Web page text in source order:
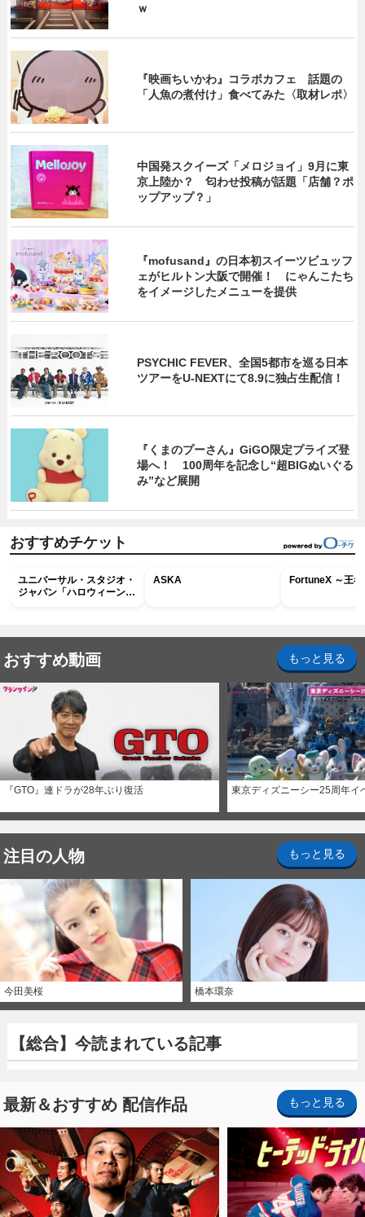
ｗ
『映画ちいかわ』コラボカフェ 話題の
「人魚の煮付け」食べてみた〈取材レポ〉
中国発スクイーズ「メロジョイ」9月に東
京上陸か？ 匂わせ投稿が話題「店舗？ポ
ップアップ？」
『mofusand』の日本初スイーツビュッフ
ェがヒルトン大阪で開催！ にゃんこたち
をイメージしたメニューを提供
PSYCHIC FEVER、全国5都市を巡る日本
ツアーをU‐NEXTにて8.9に独占生配信！
『くまのプーさん』GiGO限定プライズ登
場へ！ 100周年を記念し“超BIGぬいぐる
み”など展開
おすすめチケット
ユニバーサル・スタジオ・
ジャパン「ハロウィーン・
ASKA FortuneX ～王
おすすめ動画 もっと見る
『GTO』連ドラが28年ぶり復活 東京ディズニーシー25周年イ
注目の人物 もっと見る
今田美桜 橋本環奈
【総合】今読まれている記事
最新＆おすすめ 配信作品 もっと見る